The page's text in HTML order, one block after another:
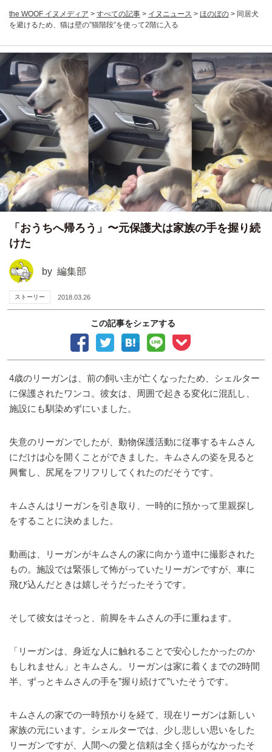
the WOOF イヌメディア > すべての記事 > イヌニュース > ほのぼの > 同居犬
を避けるため、猫は壁の”猫階段”を使って2階に入る
「おうちへ帰ろう」〜元保護犬は家族の手を握り続
けた
by 編集部
ストーリー 2018.03.26
この記事をシェアする
4歳のリーガンは、前の飼い主が亡くなったため、シェルター
に保護されたワンコ。彼女は、周囲で起きる変化に混乱し、
施設にも馴染めずにいました。
失意のリーガンでしたが、動物保護活動に従事するキムさん
にだけは心を開くことができました。キムさんの姿を見ると
興奮し、尻尾をフリフリしてくれたのだそうです。
キムさんはリーガンを引き取り、一時的に預かって里親探し
をすることに決めました。
動画は、リーガンがキムさんの家に向かう道中に撮影された
もの。施設では緊張して怖がっていたリーガンですが、車に
飛び込んだときは嬉しそうだったそうです。
そして彼女はそっと、前脚をキムさんの手に重ねます。
「リーガンは、身近な人に触れることで安心したかったのか
もしれません」とキムさん。リーガンは家に着くまでの2時間
半、ずっとキムさんの手を”握り続けて”いたそうです。
キムさんの家での一時預かりを経て、現在リーガンは新しい
家族の元にいます。シェルターでは、少し悲しい思いをした
リーガンですが、人間への愛と信頼は全く揺らがなかったそ